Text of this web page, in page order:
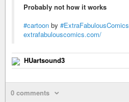
Probably not how it works
#cartoon by #ExtraFabulousComics
extrafabulouscomics.com/
HUartsound3
0 comments